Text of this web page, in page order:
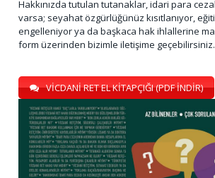
Hakkınızda tutulan tutanaklar, idari para
varsa; seyahat özgürlüğünüz kısıtlanıyor,
engelleniyor ya da başkaca hak ihlallerine
form üzerinden bizimle iletişime geçebilirsiniz.
VİCDANİ RET EL KİTAPÇIĞI (PDF İNDİR)